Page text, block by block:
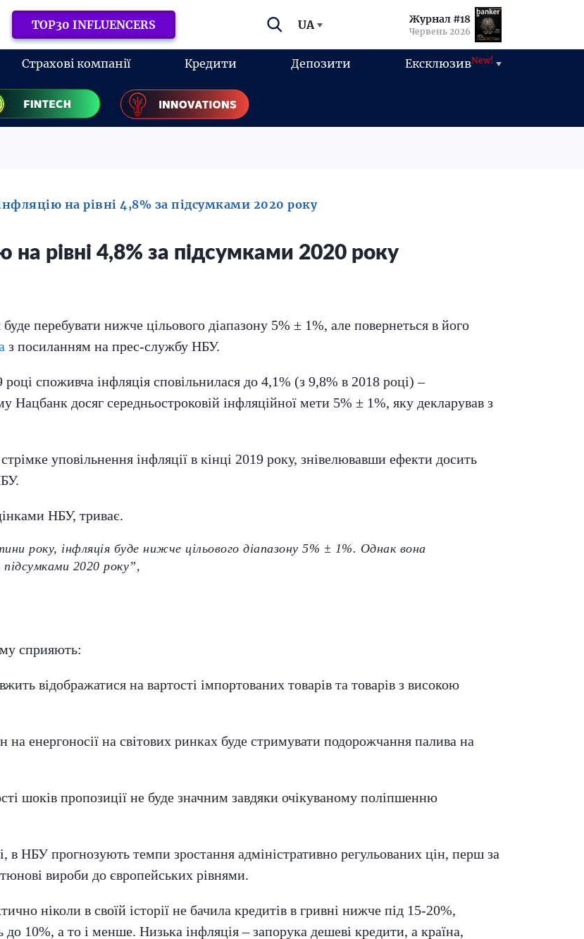
TOP30 INFLUENCERS UA Журнал #18
Червень 2026
Страхові компанії Кредити Депозити ЕксклюзивNew!
на рівні 4,8% за підсумками 2020 року
на рівні 4,8% за підсумками 2020 року
перебувати нижче цільового діапазону 5% ± 1%, але повернеться в його
з посиланням на прес-службу НБУ.
споживча інфляція сповільнилася до 4,1% (з 9,8% в 2018 році) –
Нацбанк досяг середньостроковій інфляційної мети 5% ± 1%, яку декларував з
уповільнення інфляції в кінці 2019 року, знівелювавши ефекти досить
НБУ, триває.
року, інфляція буде нижче цільового діапазону 5% ± 1%. Однак вона
2020 року”,
сприяють:
відображатися на вартості імпортованих товарів та товарів з високою
енергоносії на світових ринках буде стримувати подорожчання палива на
шоків пропозиції не буде значним завдяки очікуваному поліпшенню
НБУ прогнозують темпи зростання адміністративно регульованих цін, перш за
вироби до європейських рівнями.
ніколи в своїй історії не бачила кредитів в гривні нижче під 15-20%,
10%, а то і менше. Низька інфляція – запорука дешеві кредити, а країна,